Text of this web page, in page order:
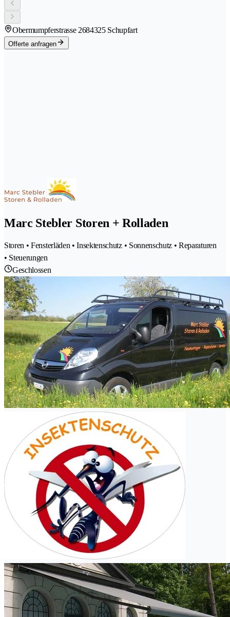
Obermumpferstrasse 2684325 Schupfart
Offerte anfragen
Marc Stebler Storen + Rolladen
Storen • Fensterläden • Insektenschutz • Sonnenschutz • Reparaturen
• Steuerungen
Geschlossen